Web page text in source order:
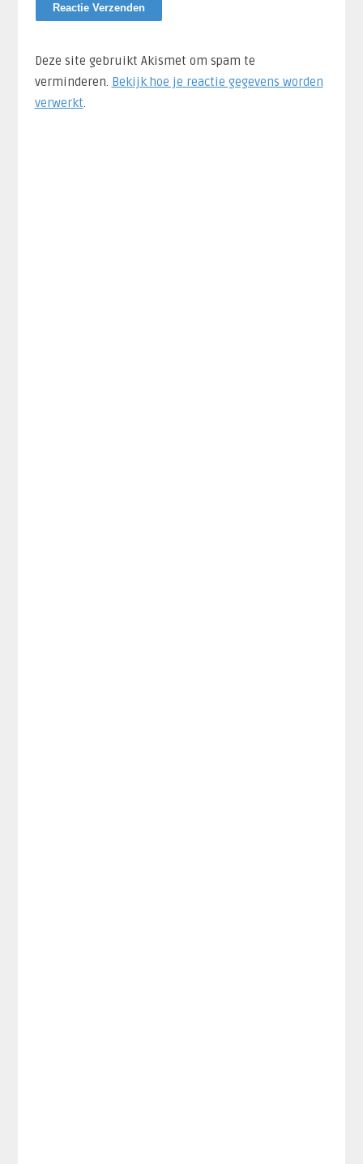
Deze site gebruikt Akismet om spam te
verminderen. Bekijk hoe je reactie gegevens worden
verwerkt